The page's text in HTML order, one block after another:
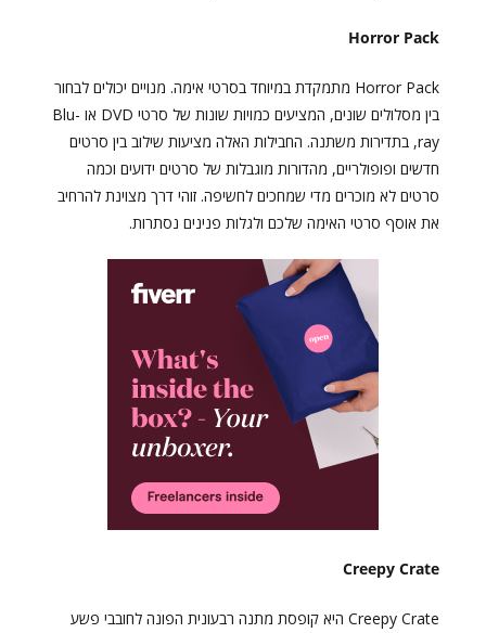
Horror Pack
Horror Pack מתמקדת במיוחד בסרטי אימה. מנויים יכולים לבחור
בין מסלולים שונים, המציעים כמויות שונות של סרטי DVD או Blu-
ray, בתדירות משתנה. החבילות האלה מציעות שילוב בין סרטים
חדשים ופופולריים, מהדורות מוגבלות של סרטים ידועים וכמה
סרטים לא מוכרים מדי שמחכים לחשיפה. זוהי דרך מצוינת להרחיב
את אוסף סרטי האימה שלכם ולגלות פנינים נסתרות.
Creepy Crate
Creepy Crate היא קופסת מתנה רבעונית הפונה לחובבי פשע